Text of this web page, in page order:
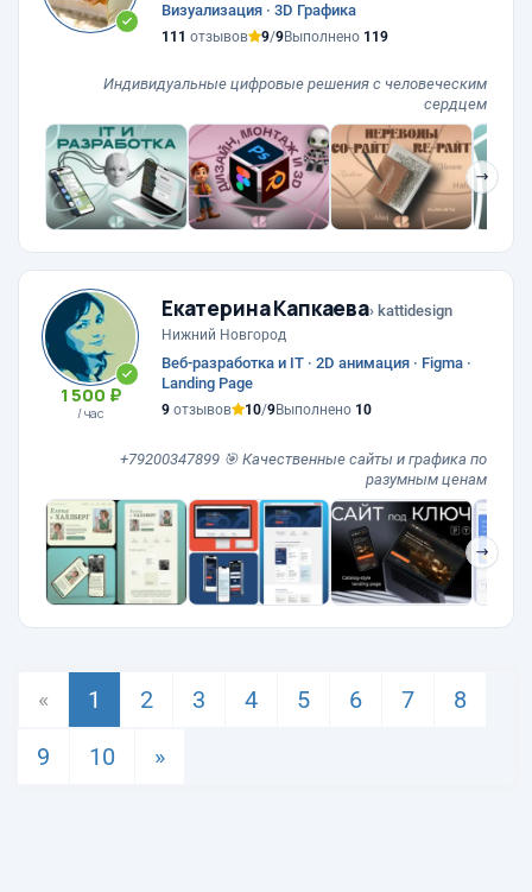
Визуализация · 3D Графика
111 отзывов 9/9Выполнено 119
Индивидуальные цифровые решения с человеческим
сердцем
❯
1 500 ₽
/ час
Екатерина Капкаева› kattidesign
Нижний Новгород
Веб-разработка и IT · 2D анимация · Figma ·
Landing Page
9 отзывов 10/9Выполнено 10
+79200347899 🎯 Качественные сайты и графика по
разумным ценам
❯
« 1 2 3 4 5 6 7
8
9
10 »